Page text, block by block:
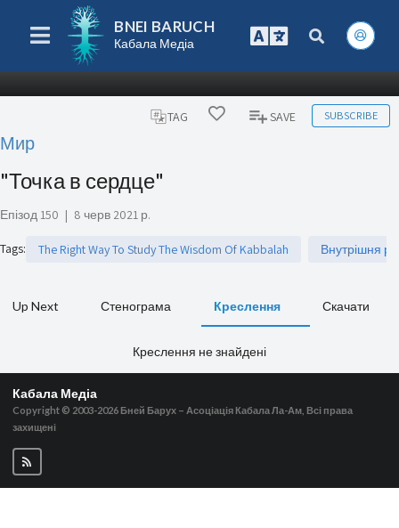
BNEI BARUCH
Кабала Медіа
TAG SAVE SUBSCRIBE
Мир
"Точка в сердце"
Епізод 150 | 8 черв 2021 р.
Tags: The Right Way To Study The Wisdom Of Kabbalah Внутрішня
Up Next Стенограма Креслення Скачати
Креслення не знайдені
Кабала Медіа
Copyright © 2003-2026 Бней Барух – Асоціація Кабала Ла-Ам, Всі права
захищені